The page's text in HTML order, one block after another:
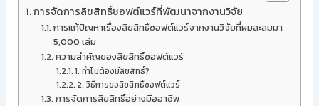
การจัดการลิขสิทธิ์ซอฟต์แวร์ที่พัฒนาจากงานวิจัย
การแก้ปัญหาเรื่องลิขสิทธิ์ซอฟต์แวร์จากงานวิจัยที่ผมสะสมมา
5,000 เล่ม
ความสำคัญของลิขสิทธิ์ซอฟต์แวร์
1. ทำไมต้องมีลิขสิทธิ์?
2. วิธีการขอลิขสิทธิ์ซอฟต์แวร์
การจัดการลิขสิทธิ์อย่างมืออาชีพ